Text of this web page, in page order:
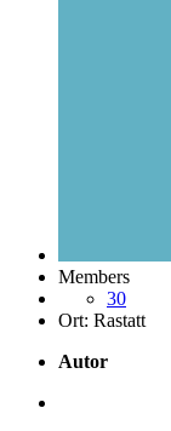
Members
30
Ort: Rastatt
Autor